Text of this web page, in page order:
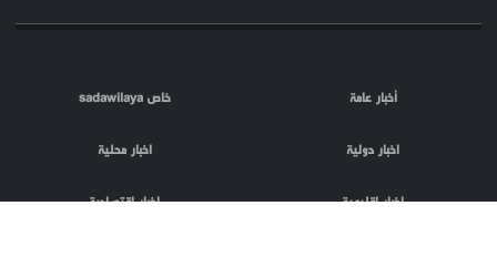
أخبار عامة خاص sadawilaya
اخبار دولية اخبار محلية
اخبار اقليمية اخبار اقتصادية